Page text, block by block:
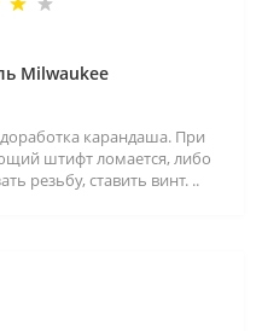
Milwaukee
карандаша. При
штифт ломается, либо
резьбу, ставить винт. ..